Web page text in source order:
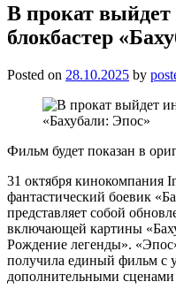
В прокат
блокбастер
Posted on 28.10.2025 by
Фильм будет показан в
31 октября кинокомпания
фантастический боевик
представляет собой
включающей картины
Рождение легенды».
получила единый фильм с
дополнительными